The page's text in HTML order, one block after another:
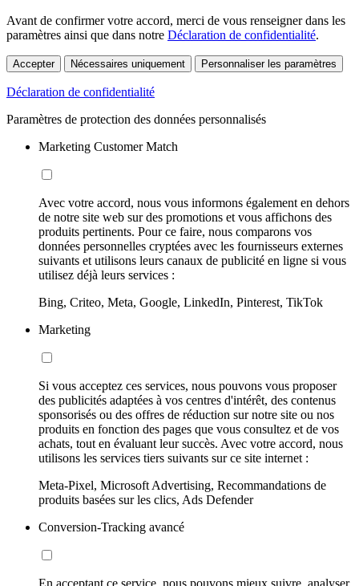
Avant de confirmer votre accord, merci de vous renseigner dans les
paramètres ainsi que dans notre Déclaration de confidentialité.
Accepter Nécessaires uniquement Personnaliser les paramètres
Déclaration de confidentialité
Paramètres de protection des données personnalisés
Marketing Customer Match
Avec votre accord, nous vous informons également en dehors
de notre site web sur des promotions et vous affichons des
produits pertinents. Pour ce faire, nous comparons vos
données personnelles cryptées avec les fournisseurs externes
suivants et utilisons leurs canaux de publicité en ligne si vous
utilisez déjà leurs services :
Bing, Criteo, Meta, Google, LinkedIn, Pinterest, TikTok
Marketing
Si vous acceptez ces services, nous pouvons vous proposer
des publicités adaptées à vos centres d'intérêt, des contenus
sponsorisés ou des offres de réduction sur notre site ou nos
produits en fonction des pages que vous consultez et de vos
achats, tout en évaluant leur succès. Avec votre accord, nous
utilisons les services tiers suivants sur ce site internet :
Meta-Pixel, Microsoft Advertising, Recommandations de
produits basées sur les clics, Ads Defender
Conversion-Tracking avancé
En acceptant ce service, nous pouvons mieux suivre, analyser